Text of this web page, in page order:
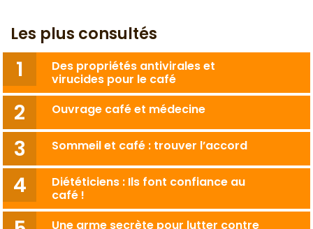
Les plus consultés
Des propriétés antivirales et
virucides pour le café
Ouvrage café et médecine
Sommeil et café : trouver l’accord
Diététiciens : Ils font confiance au
café !
Une arme secrète pour lutter contre